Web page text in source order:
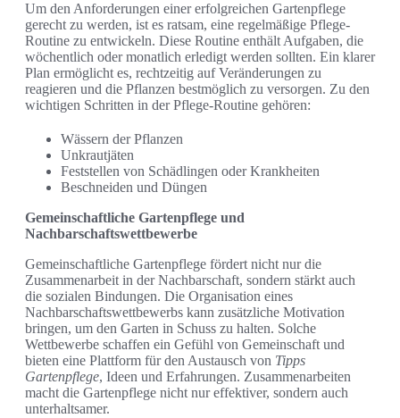
Um den Anforderungen einer erfolgreichen Gartenpflege
gerecht zu werden, ist es ratsam, eine regelmäßige Pflege-
Routine zu entwickeln. Diese Routine enthält Aufgaben, die
wöchentlich oder monatlich erledigt werden sollten. Ein klarer
Plan ermöglicht es, rechtzeitig auf Veränderungen zu
reagieren und die Pflanzen bestmöglich zu versorgen. Zu den
wichtigen Schritten in der Pflege-Routine gehören:
Wässern der Pflanzen
Unkrautjäten
Feststellen von Schädlingen oder Krankheiten
Beschneiden und Düngen
Gemeinschaftliche Gartenpflege und
Nachbarschaftswettbewerbe
Gemeinschaftliche Gartenpflege fördert nicht nur die
Zusammenarbeit in der Nachbarschaft, sondern stärkt auch
die sozialen Bindungen. Die Organisation eines
Nachbarschaftswettbewerbs kann zusätzliche Motivation
bringen, um den Garten in Schuss zu halten. Solche
Wettbewerbe schaffen ein Gefühl von Gemeinschaft und
bieten eine Plattform für den Austausch von Tipps
Gartenpflege, Ideen und Erfahrungen. Zusammenarbeiten
macht die Gartenpflege nicht nur effektiver, sondern auch
unterhaltsamer.